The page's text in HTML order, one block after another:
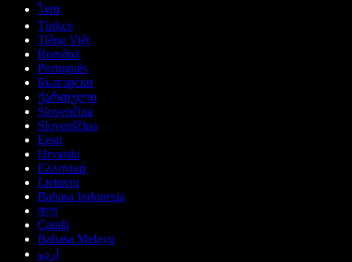
ไทย
Türkçe
Tiếng Việt
Română
Português
Български
ქართული
Slovenčina
Slovenščina
Eesti
Hrvatski
Ελληνικά
Lietuvių
Bahasa Indonesia
বাংলা
Català
Bahasa Melayu
اردو